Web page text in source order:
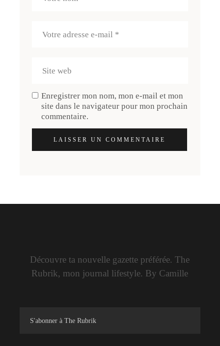
Enregistrer mon nom, mon e-mail et mon
site dans le navigateur pour mon prochain
commentaire.
LAISSER UN COMMENTAIRE
Découvre ta nouvelle gazette préférée. The
Rubrik, mon journal lifestyle. By Camille